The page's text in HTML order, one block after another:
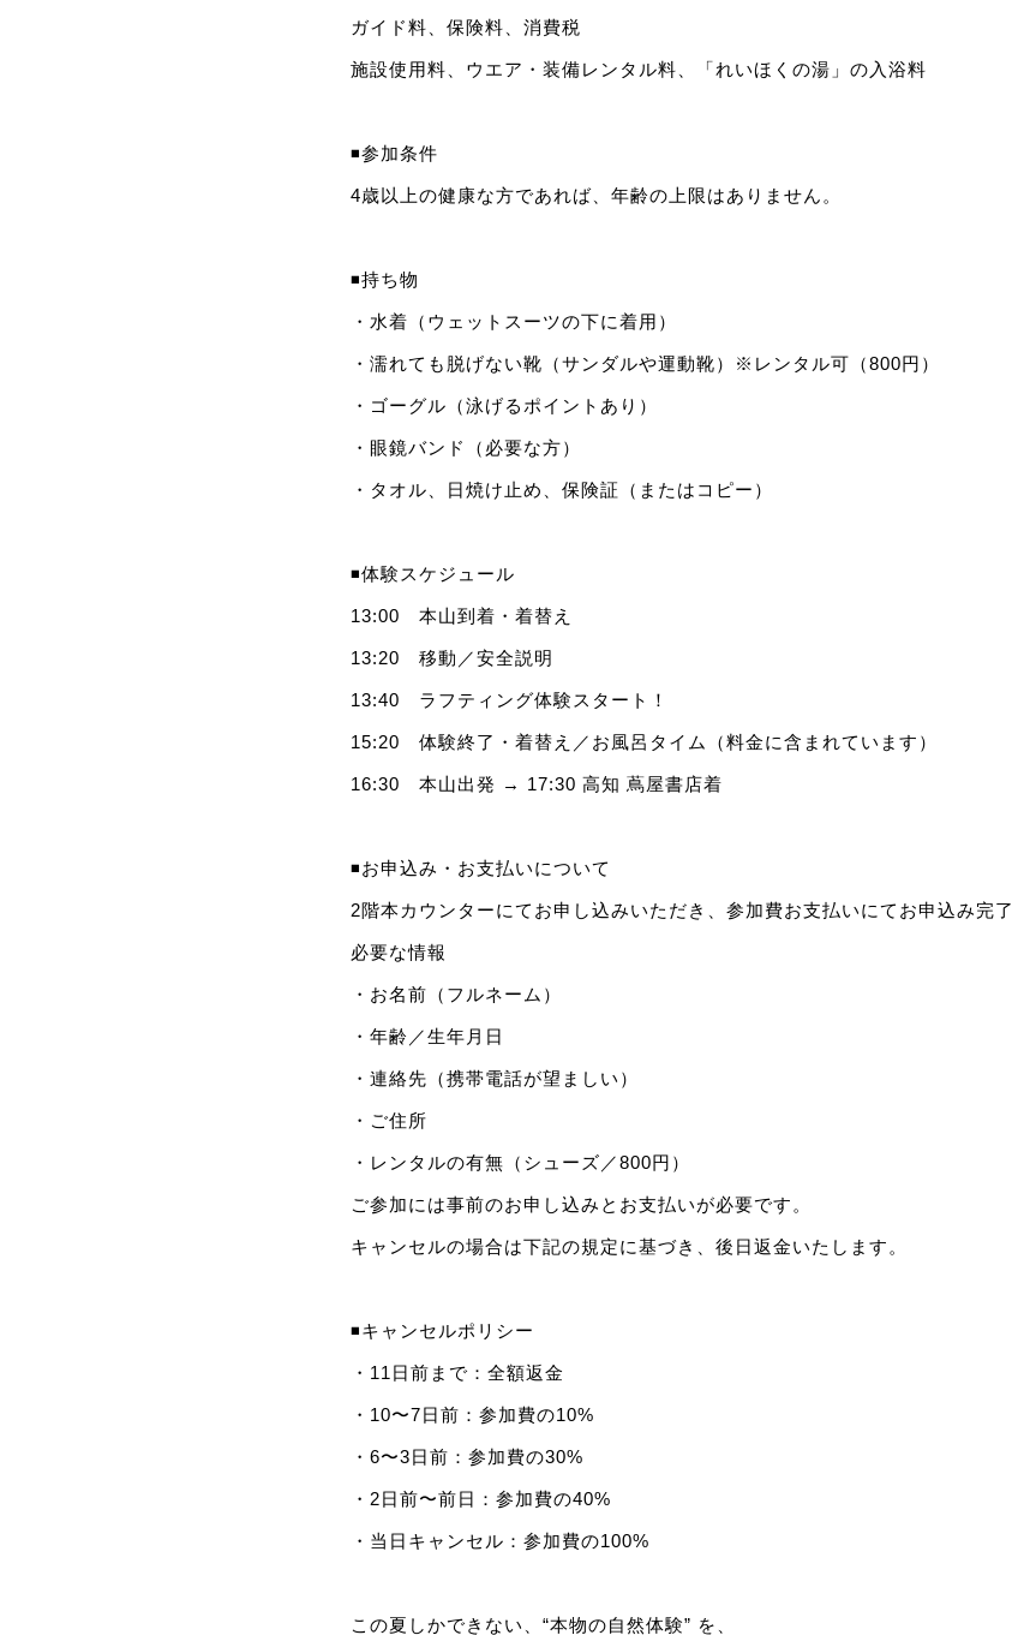
ガイド料、保険料、消費税
施設使用料、ウエア・装備レンタル料、「れいほくの湯」の入浴料
◾️参加条件
4歳以上の健康な方であれば、年齢の上限はありません。
◾️持ち物
・水着（ウェットスーツの下に着用）
・濡れても脱げない靴（サンダルや運動靴）※レンタル可（800円）
・ゴーグル（泳げるポイントあり）
・眼鏡バンド（必要な方）
・タオル、日焼け止め、保険証（またはコピー）
◾️体験スケジュール
13:00 本山到着・着替え
13:20 移動／安全説明
13:40 ラフティング体験スタート！
15:20 体験終了・着替え／お風呂タイム（料金に含まれています）
16:30 本山出発 → 17:30 高知 蔦屋書店着
◾️お申込み・お支払いについて
2階本カウンターにてお申し込みいただき、参加費お支払いにてお申込み完了
必要な情報
・お名前（フルネーム）
・年齢／生年月日
・連絡先（携帯電話が望ましい）
・ご住所
・レンタルの有無（シューズ／800円）
ご参加には事前のお申し込みとお支払いが必要です。
キャンセルの場合は下記の規定に基づき、後日返金いたします。
◾️キャンセルポリシー
・11日前まで：全額返金
・10〜7日前：参加費の10%
・6〜3日前：参加費の30%
・2日前〜前日：参加費の40%
・当日キャンセル：参加費の100%
この夏しかできない、“本物の自然体験” を、